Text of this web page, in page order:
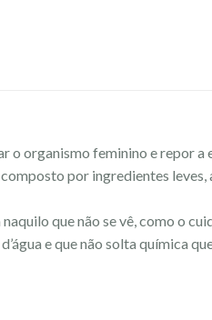
o organismo feminino e repor
por ingredientes leves,
que não se vê, como o
e que não solta química